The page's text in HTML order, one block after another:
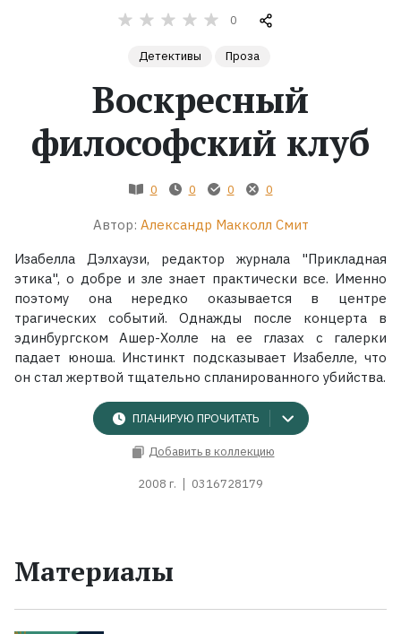
Экранизации
0
Детективы Проза
Воскресный
философский клуб
0 0 0 0
Автор: Александр Макколл Смит
Изабелла Дэлхаузи, редактор журнала "Прикладная
этика", о добре и зле знает практически все. Именно
поэтому она нередко оказывается в центре
трагических событий. Однажды после концерта в
эдинбургском Ашер-Холле на ее глазах с галерки
падает юноша. Инстинкт подсказывает Изабелле, что
он стал жертвой тщательно спланированного убийства.
ПЛАНИРУЮ ПРОЧИТАТЬ
Добавить в коллекцию
2008 г. 0316728179
Материалы